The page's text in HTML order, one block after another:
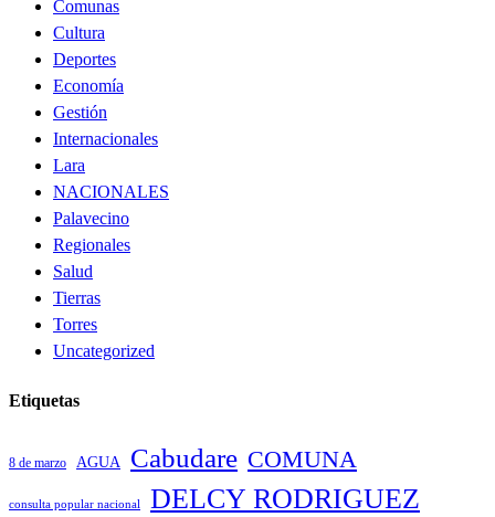
Comunas
Cultura
Deportes
Economía
Gestión
Internacionales
Lara
NACIONALES
Palavecino
Regionales
Salud
Tierras
Torres
Uncategorized
Etiquetas
8 de marzo AGUA Cabudare COMUNA
consulta popular nacional
DELCY RODRIGUEZ